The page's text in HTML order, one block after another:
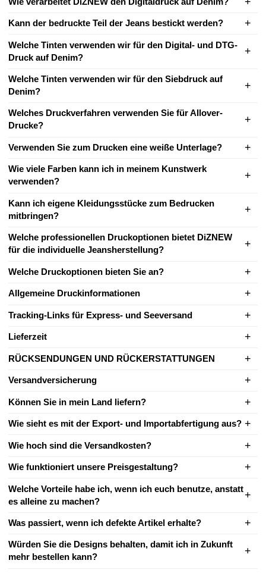
Kann der bedruckte Teil der Jeans bestickt werden?
Welche Tinten verwenden wir für den Digital- und DTG-
Druck auf Denim?
Welche Tinten verwenden wir für den Siebdruck auf
Denim?
Welches Druckverfahren verwenden Sie für Allover-
Drucke?
Verwenden Sie zum Drucken eine weiße Unterlage?
Wie viele Farben kann ich in meinem Kunstwerk
verwenden?
Kann ich eigene Kleidungsstücke zum Bedrucken
mitbringen?
Welche professionellen Druckoptionen bietet DiZNEW
für die individuelle Jeansherstellung?
Welche Druckoptionen bieten Sie an?
Allgemeine Druckinformationen
Tracking-Links für Express- und Seeversand
Lieferzeit
RÜCKSENDUNGEN UND RÜCKERSTATTUNGEN
Versandversicherung
Können Sie in mein Land liefern?
Wie sieht es mit der Export- und Importabfertigung aus?
Wie hoch sind die Versandkosten?
Wie funktioniert unsere Preisgestaltung?
Welche Vorteile habe ich, wenn ich euch benutze, anstatt
es alleine zu machen?
Was passiert, wenn ich defekte Artikel erhalte?
Würden Sie die Designs behalten, damit ich in Zukunft
mehr bestellen kann?